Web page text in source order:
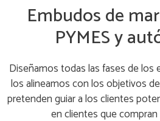
Embudos de
PYMES y
Diseñamos todas las fases de
los alineamos con los objetivos
pretenden guiar a los clientes
en clientes que